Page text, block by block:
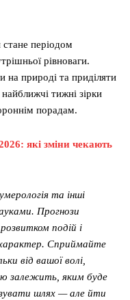
періодом
рівноваги.
на природі та приділяти
тижні зірки
порадам.
які зміни чекають
та інші
Прогнози
подій і
Сприймайте
від вашої волі,
залежить, яким буде
шлях — але йти